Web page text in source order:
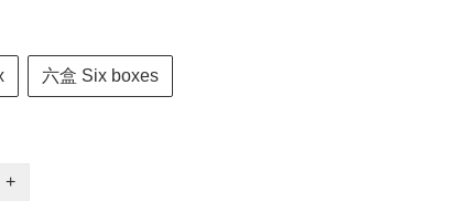
六盒 Six boxes
+